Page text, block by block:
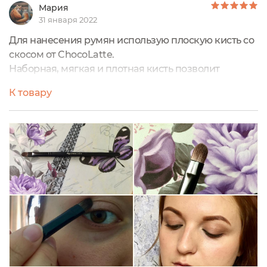
Мария
31 января 2022
Для нанесения румян использую плоскую кисть со
скосом от ChocoLatte.
Наборная, мягкая и плотная кисть позволит
упругости. Волос кисти хорошо обработан, он
шелковистый и очень приятный на ощупь. Длина
всей кисти 17,6 см, длина вoрса - 29/17 мм.
Прекрасно подходит для нанесения сухой
минеральной косметики.
Оптимальный вариант для контурирования
румянами и бронзером.
Состав: имитация белки+коза.
По весу лёгкая, как пушинка, удобно ложится в
руку.
Дизайн в утончённом чёрном цвете с фирменным
логотипом под серебро.
К товару